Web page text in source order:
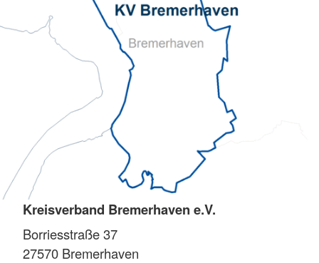
Kreisverband Bremerhaven e.V.
Borriesstraße 37
27570 Bremerhaven